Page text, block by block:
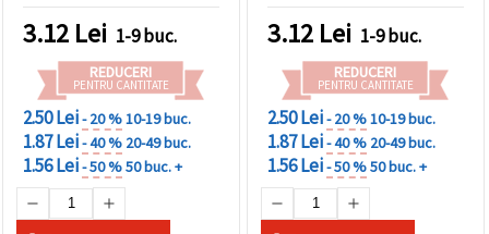
3.12 Lei 1-9 buc.
REDUCERI
PENTRU CANTITATE
2.50 Lei- 20 %10-19 buc.
1.87 Lei- 40 % 20-49 buc.
1.56 Lei- 50 %50 buc. +
3.12 Lei 1-9 buc.
REDUCERI
PENTRU CANTITATE
2.50 Lei- 20 %10-19 buc.
1.87 Lei- 40 % 20-49 buc.
1.56 Lei- 50 %50 buc. +